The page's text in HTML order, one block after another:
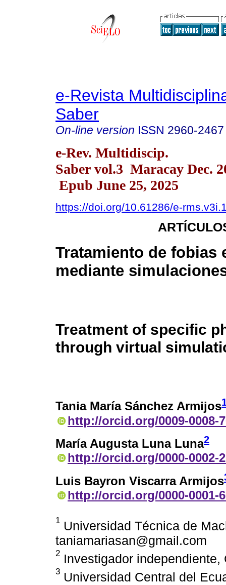
e-Revista
Saber
On-line version ISSN 2960-2467
e-Rev. Multidiscip.
Saber vol.3 Maracay Dec.
Epub June 25, 2025
https://doi.org/10.61286/e-
Tratamiento de fobias
mediante
Treatment of specific
through virtual
Tania María Sánchez Armijos
http://orcid.org/0009-0008-
María Augusta Luna Luna2
http://orcid.org/0000-0002-
Luis Bayron Viscarra Armijos
http://orcid.org/0000-0001-
1 Universidad Técnica de
taniamariasan@gmail.com
2 Investigador independiente,
3 Universidad Central del